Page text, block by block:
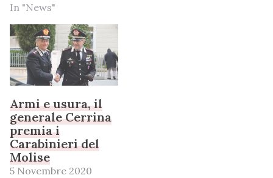
In "News"
Armi e usura, il
generale Cerrina
premia i
Carabinieri del
Molise
5 Novembre 2020